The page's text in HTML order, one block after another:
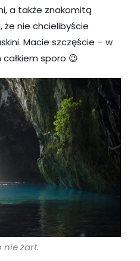
a także znakomitą
że nie chcielibyście
Macie szczęście – w
sporo 😉
nie żart.